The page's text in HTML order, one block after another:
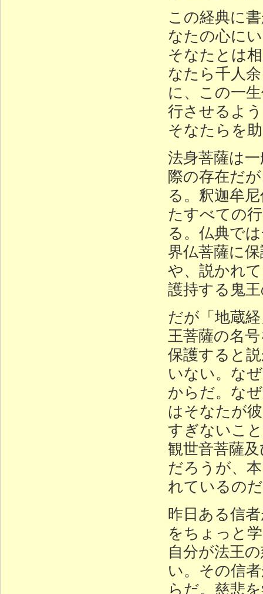
この経典に
なたの心に
そなたとは
なたら千人
に、この一
行させるよ
そなたらを
法身菩薩は
際の存在だ
る。釈迦牟
たすべての
る。仏典で
界仏菩薩に
や、説かれ
護持する鬼
だが「地蔵
王菩薩の名
保護すると
いない。な
からだ。な
はそなたが
すぎないこ
観世音菩薩
だろうが、
れているの
昨日ある信
をちょっと
自分が法王
い。その信
らだ。慈悲